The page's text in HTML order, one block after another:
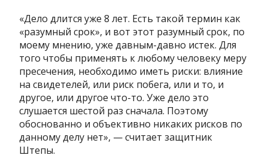
«Дело длится уже 8 лет. Есть такой термин как
«разумный срок», и вот этот разумный срок, по
моему мнению, уже давным-давно истек. Для
того чтобы применять к любому человеку меру
пресечения, необходимо иметь риски: влияние
на свидетелей, или риск побега, или и то, и
другое, или другое что-то. Уже дело это
слушается шестой раз сначала. Поэтому
обоснованно и объективно никаких рисков по
данному делу нет», — считает защитник
Штепы.